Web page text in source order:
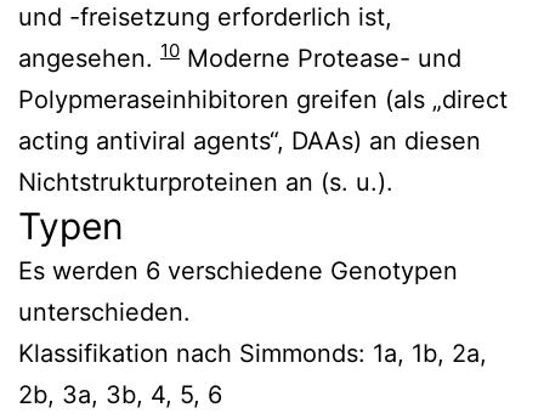
und -freisetzung erforderlich ist,
angesehen. 10 Moderne Protease- und
Polypmeraseinhibitoren greifen (als „direct
acting antiviral agents“, DAAs) an diesen
Nichtstrukturproteinen an (s. u.).
Typen
Es werden 6 verschiedene Genotypen
unterschieden.
Klassifikation nach Simmonds: 1a, 1b, 2a,
2b, 3a, 3b, 4, 5, 6